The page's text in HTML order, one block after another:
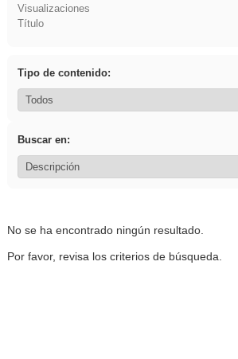
Visualizaciones
Título
Tipo de contenido:
Buscar en:
No se ha encontrado ningún resultado.
Por favor, revisa los criterios de búsqueda.